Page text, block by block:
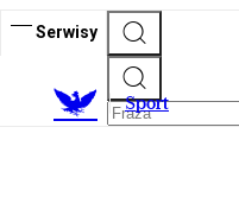
Serwisy
Sport